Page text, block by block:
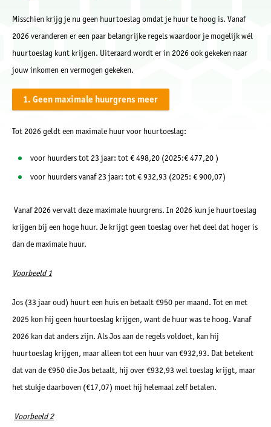
Misschien krijg je nu geen huurtoeslag omdat je huur te hoog is. Vanaf
2026 veranderen er een paar belangrijke regels waardoor je mogelijk wél
huurtoeslag kunt krijgen. Uiteraard wordt er in 2026 ook gekeken naar
jouw inkomen en vermogen gekeken.
1. Geen maximale huurgrens meer
Tot 2026 geldt een maximale huur voor huurtoeslag:
voor huurders tot 23 jaar: tot € 498,20 (2025:€ 477,20)
voor huurders vanaf 23 jaar: tot € 932,93 (2025: € 900,07)
Vanaf2026 vervalt deze maximale huurgrens. In 2026 kun je huurtoeslag
krijgen bij een hoge huur. Je krijgt geen toeslag over het deel dat hoger is
dan de maximale huur.
Voorbeeld 1
Jos (33 jaar oud) huurt een huis en betaalt €950 per maand. Tot en met
2025 kon hij geen huurtoeslag krijgen, want de huur was te hoog. Vanaf
2026 kan dat anders zijn. Als Jos aan de regels voldoet, kan hij
huurtoeslag krijgen, maar alleen tot een huur van €932,93. Dat betekent
dat van de €950 die Jos betaalt, hij over €932,93 wel toeslag krijgt, maar
het stukje daarboven (€17,07) moet hij helemaal zelf betalen.
Voorbeeld 2